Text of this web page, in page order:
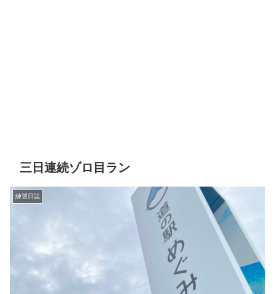
三日連続ゾロ目ラン
練習日誌